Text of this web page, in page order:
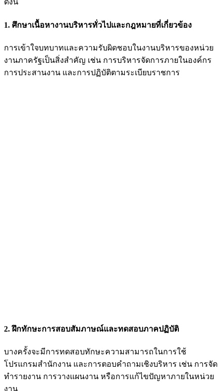
ดังนี้
1. ศึกษาเนื้อหางานบริหารทั่วไปและกฎหมายที่เกี่ยวข้อง
การเข้าใจบทบาทและความรับผิดชอบในงานบริหารของหน่วย
งานภาครัฐเป็นสิ่งสำคัญ เช่น การบริหารจัดการภายในองค์กร
การประสานงาน และการปฏิบัติตามระเบียบราชการ
2. ฝึกทักษะการสอบสัมภาษณ์และทดสอบภาคปฏิบัติ
บางครั้งจะมีการทดสอบทักษะความสามารถในการใช้
โปรแกรมสำนักงาน และการตอบคำถามเชิงบริหาร เช่น การจัด
ทำรายงาน การวางแผนงาน หรือการแก้ไขปัญหาภายในหน่วย
งาน